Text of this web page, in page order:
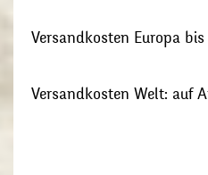
Versandkosten Europa
Versandkosten Welt: auf